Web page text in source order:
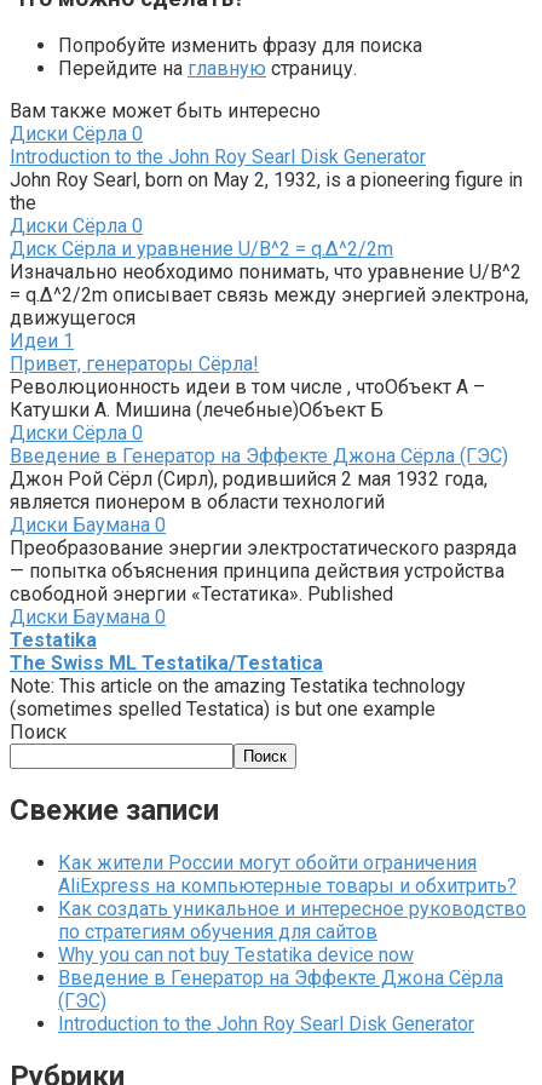
Попробуйте изменить фразу для поиска
Перейдите на главную страницу.
Вам также может быть интересно
Диски Сёрла 0
Introduction to the John Roy Searl Disk Generator
John Roy Searl, born on May 2, 1932, is a pioneering figure in
the
Диски Сёрла 0
Диск Сёрла и уравнение U/B^2 = q.∆^2/2m
Изначально необходимо понимать, что уравнение U/B^2
= q.∆^2/2m описывает связь между энергией электрона,
движущегося
Идеи 1
Привет, генераторы Сёрла!
Революционность идеи в том числе , чтоОбъект А –
Катушки А. Мишина (лечебные)Объект Б
Диски Сёрла 0
Введение в Генератор на Эффекте Джона Сёрла (ГЭС)
Джон Рой Сёрл (Сирл), родившийся 2 мая 1932 года,
является пионером в области технологий
Диски Баумана 0
Преобразование энергии электростатического разряда
— попытка объяснения принципа действия устройства
свободной энергии «Тестатика». Published
Диски Баумана 0
Testatika
The Swiss ML Testatika/Testatica
Note: This article on the amazing Testatika technology
(sometimes spelled Testatica) is but one example
Поиск
Поиск
Свежие записи
Как жители России могут обойти ограничения
AliExpress на компьютерные товары и обхитрить?
Как создать уникальное и интересное руководство
по стратегиям обучения для сайтов
Why you can not buy Testatika device now
Введение в Генератор на Эффекте Джона Сёрла
(ГЭС)
Introduction to the John Roy Searl Disk Generator
Рубрики